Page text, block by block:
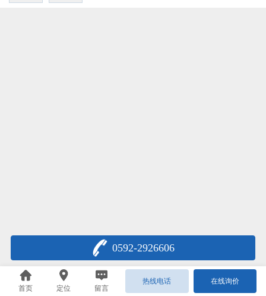
0592-2926606
首页 定位 留言
热线电话 在线询价